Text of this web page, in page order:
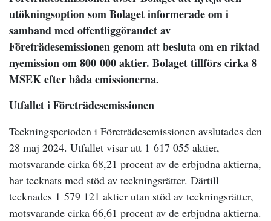
utökningsoption som Bolaget informerade om i
samband med offentliggörandet av
Företrädesemissionen genom att besluta om en riktad
nyemission om 800 000 aktier. Bolaget tillförs cirka 8
MSEK efter båda emissionerna.
Utfallet i Företrädesemissionen
Teckningsperioden i Företrädesemissionen avslutades den
28 maj 2024. Utfallet visar att 1 617 055 aktier,
motsvarande cirka 68,21 procent av de erbjudna aktierna,
har tecknats med stöd av teckningsrätter. Därtill
tecknades 1 579 121 aktier utan stöd av teckningsrätter,
motsvarande cirka 66,61 procent av de erbjudna aktierna.